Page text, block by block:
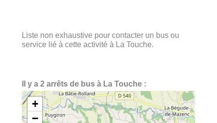
Liste non exhaustive pour contacter un bus ou
service lié à cette activité à La Touche.
Il y a 2 arrêts de bus à La Touche :
+
−